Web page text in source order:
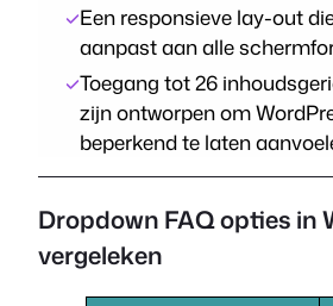
Een responsieve lay-out
aanpast aan alle
Toegang tot 26
zijn ontworpen om
beperkend te laten
Dropdown FAQ opties in
vergeleken